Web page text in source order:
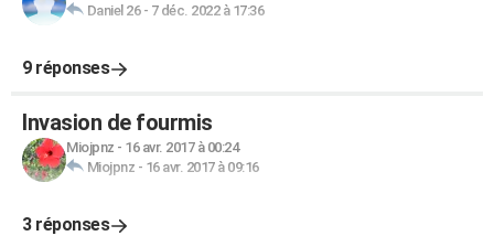
Daniel 26- 7 déc. 2022 à 17:36
9 réponses
Invasion de fourmis
Miojpnz - 16 avr. 2017 à 00:24
Miojpnz - 16 avr. 2017 à 09:16
3 réponses